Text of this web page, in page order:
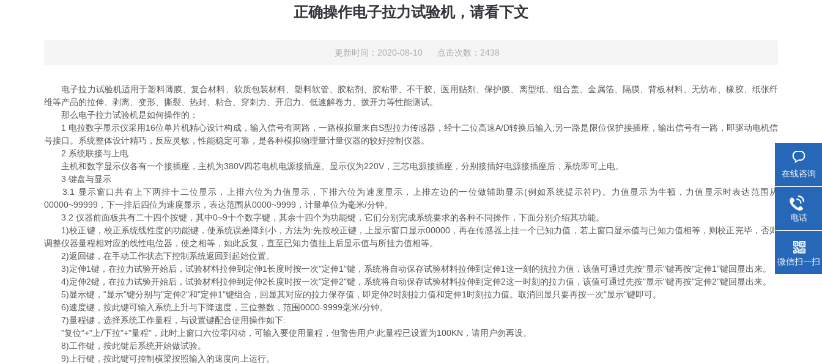
正确操作电子拉力试验机，请看下文
更新时间：2020-08-10 点击次数：2438
电子拉力试验机适用于塑料薄膜、复合材料、软质包装材料、塑料软管、胶粘剂、胶粘带、不干胶、医用贴剂、保护膜、离型纸、组合盖、金属箔、隔膜、背板材料、无纺布、橡胶、纸张纤
维等产品的拉伸、剥离、变形、撕裂、热封、粘合、穿刺力、开启力、低速解卷力、拨开力等性能测试。
那么电子拉力试验机是如何操作的：
1 电拉数字显示仪采用16位单片机精心设计构成，输入信号有两路，一路模拟量来自S型拉力传感器，经十二位高速A/D转换后输入;另一路是限位保护接插座，输出信号有一路，即驱动电机信
号接口。系统整体设计精巧，反应灵敏，性能稳定可靠，是各种模拟物理量计量仪器的较好控制仪器。
2 系统联接与上电
主机和数字显示仪各有一个接插座，主机为380V四芯电机电源接插座。显示仪为220V，三芯电源接插座，分别接插好电源接插座后，系统即可上电。
3 键盘与显示
3.1 显示窗口共有上下两排十二位显示，上排六位为力值显示，下排六位为速度显示，上排左边的一位做辅助显示(例如系统提示符P)。力值显示为牛顿，力值显示时表达范围从
00000~99999，下一排后四位为速度显示，表达范围从0000~9999，计量单位为毫米/分钟。
3.2 仪器前面板共有二十四个按键，其中0~9十个数字键，其余十四个为功能键，它们分别完成系统要求的各种不同操作，下面分别介绍其功能。
1)校正键，校正系统线性度的功能键，使系统误差降到小，方法为:先按校正键，上显示窗口显示00000，再在传感器上挂一个已知力值，若上窗口显示值与已知力值相等，则校正完毕，否则
调整仪器量程相对应的线性电位器，使之相等，如此反复，直至已知力值挂上后显示值与所挂力值相等。
2)返回键，在手动工作状态下控制系统返回到起始位置。
3)定伸1键，在拉力试验开始后，试验材料拉伸到定伸1长度时按一次"定伸1"键，系统将自动保存试验材料拉伸到定伸1这一刻的抗拉力值，该值可通过先按"显示"键再按"定伸1"键回显出来。
4)定伸2键，在拉力试验开始后，试验材料拉伸到定伸2长度时按一次"定伸2"键，系统将自动保存试验材料拉伸到定伸2这一时刻的拉力值，该值可通过先按"显示"键再按"定伸2"键回显出来。
5)显示键，"显示"键分别与"定伸2"和"定伸1"键组合，回显其对应的拉力保存值，即定伸2时刻拉力值和定伸1时刻拉力值。取消回显只要再按一次"显示"键即可。
6)速度键，按此键可输入系统上升与下降速度，三位整数，范围0000-9999毫米/分钟。
7)量程键，选择系统工作量程，与设置键配合使用操作如下:
"复位"+"上/下拉"+"量程"，此时上窗口六位零闪动，可输入要使用量程，但警告用户:此量程已设置为100KN，请用户勿再设。
8)工作键，按此键后系统开始做试验。
9)上行键，按此键可控制横梁按照输入的速度向上运行。
在线咨询
电话
微信扫一扫